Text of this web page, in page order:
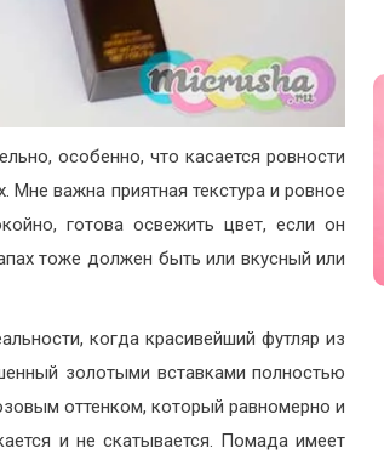
особенно, что касается ровности
Мне важна приятная текстура и ровное
готова освежить цвет, если он
тоже должен быть или вкусный или
когда красивейший футляр из
золотыми вставками полностью
оттенком, который равномерно и
и не скатывается. Помада имеет